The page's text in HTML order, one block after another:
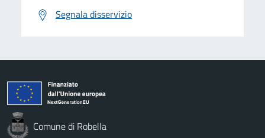
Segnala disservizio
Comune di Robella